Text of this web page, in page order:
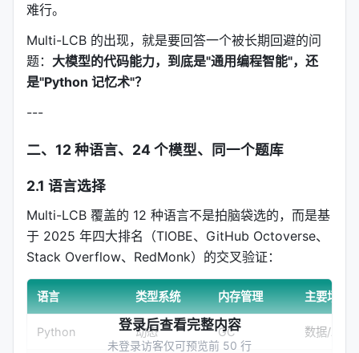
难行。
Multi-LCB 的出现，就是要回答一个被长期回避的问
题： 大模型的代码能力，到底是"通用编程智能"，还
是"Python 记忆术"？
---
二、12 种语言、24 个模型、同一个题库
2.1 语言选择
Multi-LCB 覆盖的 12 种语言不是拍脑袋选的，而是基
于 2025 年四大排名（TIOBE、GitHub Octoverse、
Stack Overflow、RedMonk）的交叉验证：
语言 类型系统 内存管理 主要场景
Python 动态 GC 数据/AI
登录后查看完整内容
未登录访客仅可预览前 50 行